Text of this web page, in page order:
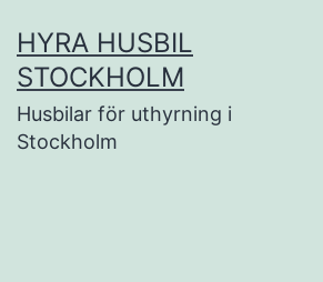
till
innehåll
HYRA HUSBIL
STOCKHOLM
Husbilar för uthyrning i
Stockholm